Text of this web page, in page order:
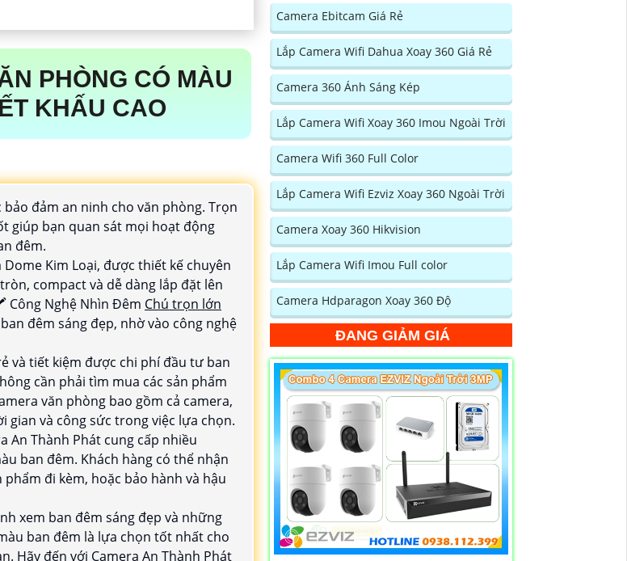
PHÒNG CÓ MÀU
KHẤU CAO
đảm an ninh cho văn phòng. Trọn
giúp bạn quan sát mọi hoạt động
đêm.
Kim Loại, được thiết kế chuyên
compact và dễ dàng lắp đặt lên
Công Nghệ Nhìn Đêm Chú trọn lớn
đêm sáng đẹp, nhờ vào công nghệ
và tiết kiệm được chi phí đầu tư ban
cần phải tìm mua các sản phẩm
văn phòng bao gồm cả camera,
gian và công sức trong việc lựa chọn.
An Thành Phát cung cấp nhiều
ban đêm. Khách hàng có thể nhận
đi kèm, hoặc bảo hành và hậu
xem ban đêm sáng đẹp và những
ban đêm là lựa chọn tốt nhất cho
Hãy đến với Camera An Thành Phát
Camera Ebitcam Giá Rẻ
Lắp Camera Wifi Dahua Xoay 360 Giá Rẻ
Camera 360 Ánh Sáng Kép
Lắp Camera Wifi Xoay 360 Imou Ngoài Trời
Camera Wifi 360 Full Color
Lắp Camera Wifi Ezviz Xoay 360 Ngoài Trời
Camera Xoay 360 Hikvision
Lắp Camera Wifi Imou Full color
Camera Hdparagon Xoay 360 Độ
ĐANG GIẢM GIÁ